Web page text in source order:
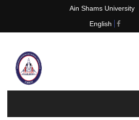
Ain Shams University
English